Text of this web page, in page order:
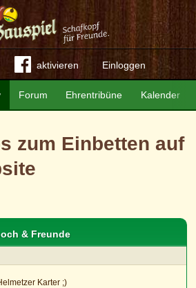
aktivieren Einloggen
Forum Ehrentribüne Kalender
zum Einbetten auf
& Freunde
Karter ;)